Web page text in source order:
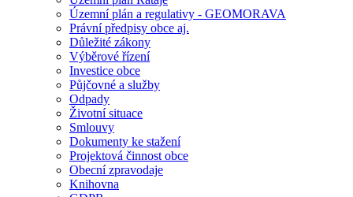
Územní plán a regulativy - GEOMORAVA
Právní předpisy obce aj.
Důležité zákony
Výběrové řízení
Investice obce
Půjčovné a služby
Odpady
Životní situace
Smlouvy
Dokumenty ke stažení
Projektová činnost obce
Obecní zpravodaje
Knihovna